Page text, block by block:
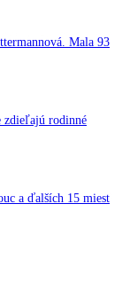
Mala 93
zdieľajú rodinné
a ďalších 15 miest